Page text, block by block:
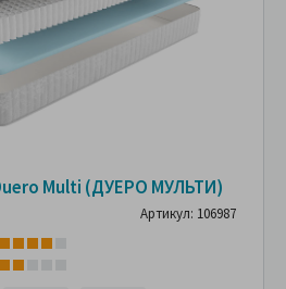
Multi (ДУЕРО МУЛЬТИ)
Артикул: 106987